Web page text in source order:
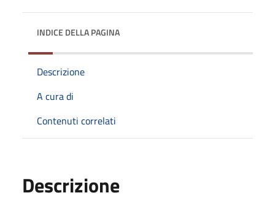
INDICE DELLA PAGINA
Descrizione
A cura di
Contenuti correlati
Descrizione